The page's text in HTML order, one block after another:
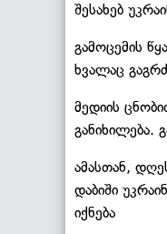
შესახებ
გამოცემის
ხვალაც
მედიის
განიხილება.
ამასთან,
დაბიში
იქნება